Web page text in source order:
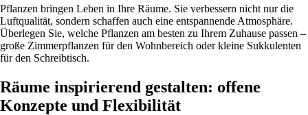
Pflanzen bringen Leben in Ihre Räume. Sie verbessern nicht nur die
Luftqualität, sondern schaffen auch eine entspannende Atmosphäre.
Überlegen Sie, welche Pflanzen am besten zu Ihrem Zuhause passen –
große Zimmerpflanzen für den Wohnbereich oder kleine Sukkulenten
für den Schreibtisch.
Räume inspirierend gestalten: offene
Konzepte und Flexibilität